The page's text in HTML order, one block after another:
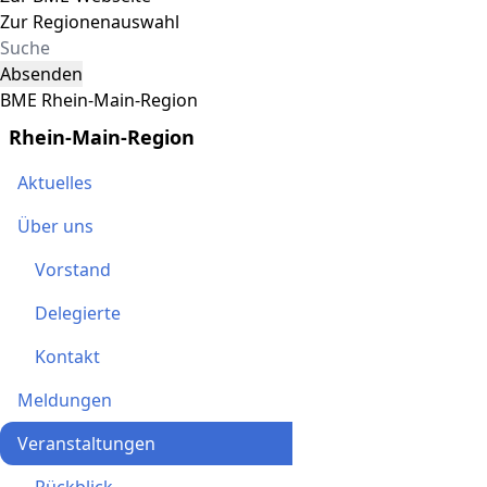
Zur Regionenauswahl
Absenden
BME Rhein-Main-Region
Rhein-Main-Region
Aktuelles
Über uns
Vorstand
Delegierte
Kontakt
Meldungen
Veranstaltungen